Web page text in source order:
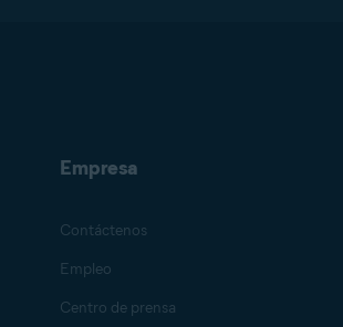
Empresa
Contáctenos
Empleo
Centro de prensa